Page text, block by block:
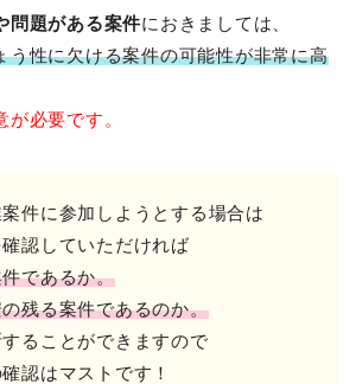
問題がある案件におきましては、
う性に欠ける案件の可能性が非常に高
必要です。
件に参加しようとする場合は
認していただければ
であるか。
残る案件であるのか。
ることができますので
認はマストです！